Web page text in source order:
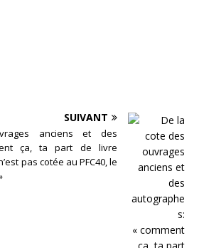
SUIVANT
anciens et des
ça, ta part de livre
pas cotée au PFC40, le